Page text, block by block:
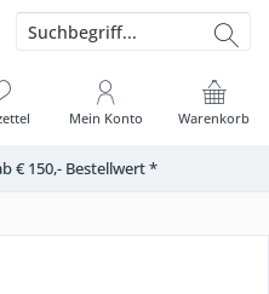
€ 150,- Bestellwert *
Warenkorb
Mein Konto